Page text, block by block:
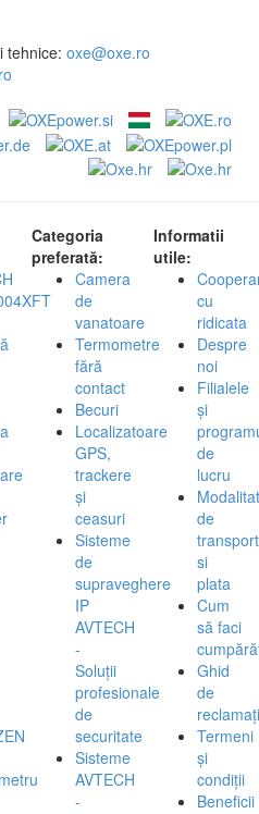
tehnice: oxe@oxe.ro
Categoria
preferată:
Camera
de
vanatoare
Termometre
fără
contact
Becuri
Localizatoare
GPS,
trackere
și
ceasuri
Sisteme
de
supraveghere
IP
AVTECH
-
Soluții
profesionale
de
securitate
Sisteme
AVTECH
-
Informatii
utile:
cu
ridicata
Despre
noi
Filialele
și
de
lucru
de
transport
si
plata
Cum
să faci
Ghid
de
Termeni
și
condiții
Beneficii